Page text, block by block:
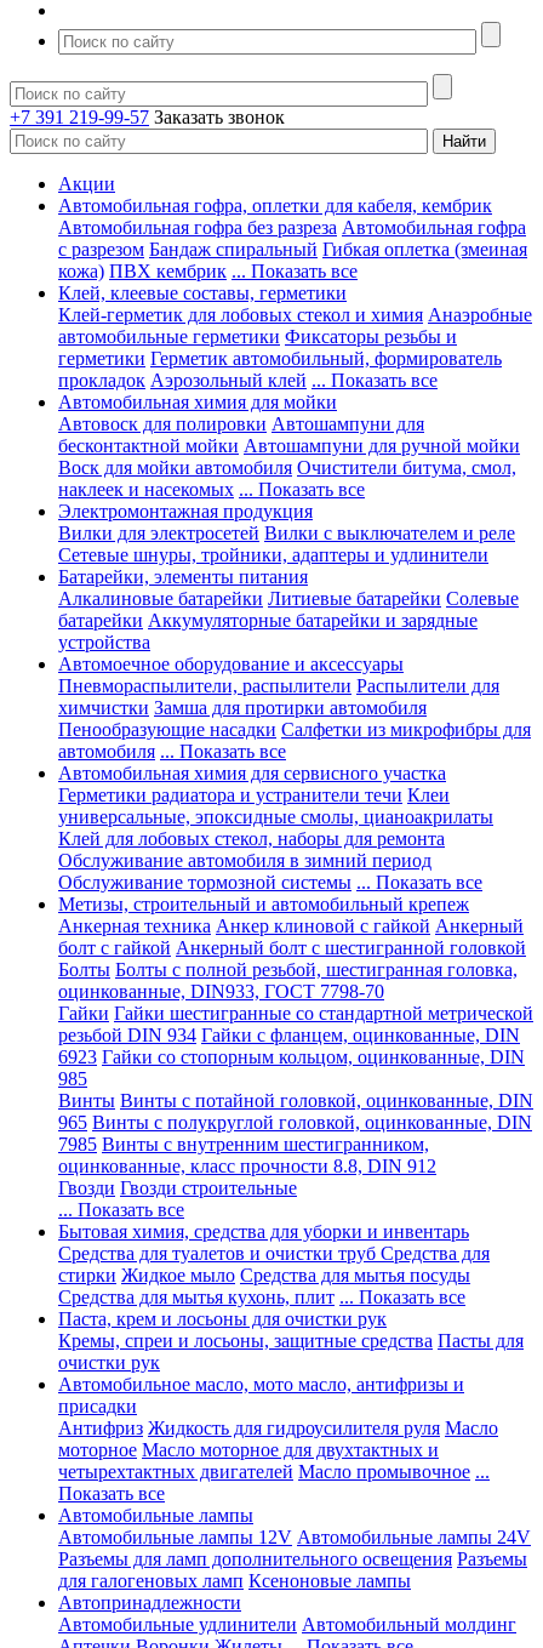
+7 391 219-99-57 Заказать звонок
Акции
Автомобильная гофра, оплетки для кабеля, кембрик
Автомобильная гофра без разреза Автомобильная гофра
с разрезом Бандаж спиральный Гибкая оплетка (змеиная
кожа) ПВХ кембрик ... Показать все
Клей, клеевые составы, герметики
Клей-герметик для лобовых стекол и химия Анаэробные
автомобильные герметики Фиксаторы резьбы и
герметики Герметик автомобильный, формирователь
прокладок Аэрозольный клей ... Показать все
Автомобильная химия для мойки
Автовоск для полировки Автошампуни для
бесконтактной мойки Автошампуни для ручной мойки
Воск для мойки автомобиля Очистители битума, смол,
наклеек и насекомых ... Показать все
Электромонтажная продукция
Вилки для электросетей Вилки с выключателем и реле
Сетевые шнуры, тройники, адаптеры и удлинители
Батарейки, элементы питания
Алкалиновые батарейки Литиевые батарейки Солевые
батарейки Аккумуляторные батарейки и зарядные
устройства
Автомоечное оборудование и аксессуары
Пневмораспылители, распылители Распылители для
химчистки Замша для протирки автомобиля
Пенообразующие насадки Салфетки из микрофибры для
автомобиля ... Показать все
Автомобильная химия для сервисного участка
Герметики радиатора и устранители течи Клеи
универсальные, эпоксидные смолы, цианоакрилаты
Клей для лобовых стекол, наборы для ремонта
Обслуживание автомобиля в зимний период
Обслуживание тормозной системы ... Показать все
Метизы, строительный и автомобильный крепеж
Анкерная техника Анкер клиновой с гайкой Анкерный
болт с гайкой Анкерный болт с шестигранной головкой
Болты Болты с полной резьбой, шестигранная головка,
оцинкованные, DIN933, ГОСТ 7798-70
Гайки Гайки шестигранные со стандартной метрической
резьбой DIN 934 Гайки с фланцем, оцинкованные, DIN
6923 Гайки со стопорным кольцом, оцинкованные, DIN
985
Винты Винты с потайной головкой, оцинкованные, DIN
965 Винты с полукруглой головкой, оцинкованные, DIN
7985 Винты с внутренним шестигранником,
оцинкованные, класс прочности 8.8, DIN 912
Гвозди Гвозди строительные
... Показать все
Бытовая химия, средства для уборки и инвентарь
Средства для туалетов и очистки труб Средства для
стирки Жидкое мыло Средства для мытья посуды
Средства для мытья кухонь, плит ... Показать все
Паста, крем и лосьоны для очистки рук
Кремы, спреи и лосьоны, защитные средства Пасты для
очистки рук
Автомобильное масло, мото масло, антифризы и
присадки
Антифриз Жидкость для гидроусилителя руля Масло
моторное Масло моторное для двухтактных и
четырехтактных двигателей Масло промывочное ...
Показать все
Автомобильные лампы
Автомобильные лампы 12V Автомобильные лампы 24V
Разъемы для ламп дополнительного освещения Разъемы
для галогеновых ламп Ксеноновые лампы
Автопринадлежности
Автомобильные удлинители Автомобильный молдинг